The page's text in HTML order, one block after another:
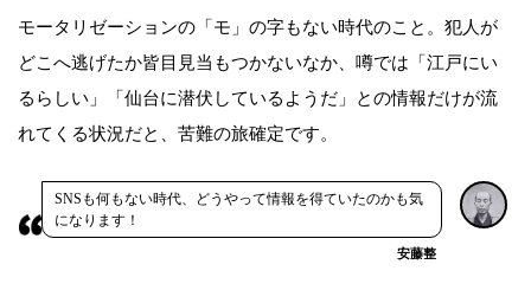
モータリゼーションの「モ」の字もない時代のこと。犯人が
どこへ逃げたか皆目見当もつかないなか、噂では「江戸にい
るらしい」「仙台に潜伏しているようだ」との情報だけが流
れてくる状況だと、苦難の旅確定です。
SNSも何もない時代、どうやって情報を得ていたのかも気
になります！
安藤整